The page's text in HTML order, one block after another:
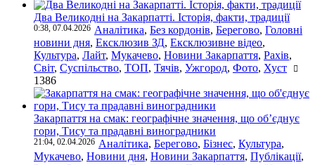
Два Великодні на Закарпатті. Історія, факти, традиції
0:38, 07.04.2026 Аналітика, Без кордонів, Берегово, Головні
новини дня, Ексклюзив ЗД, Ексклюзивне відео,
Культура, Лайт, Мукачево, Новини Закарпаття, Рахів,
Світ, Суспільство, ТОП, Тячів, Ужгород, Фото, Хуст
1386
Закарпаття на смак: географічне значення, що об’єднує
гори, Тису та прадавні виноградники
21:04, 02.04.2026 Аналітика, Берегово, Бізнес, Культура,
Мукачево, Новини дня, Новини Закарпаття, Публікації,